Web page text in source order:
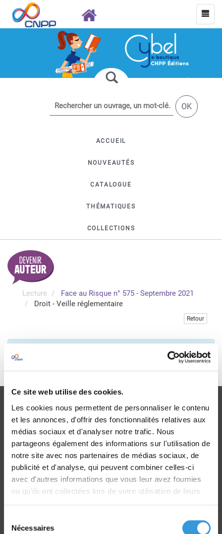
Ce site web utilise des cookies.
Les cookies nous permettent de personnaliser le contenu
et les annonces, d'offrir des fonctionnalités relatives aux
médias sociaux et d'analyser notre trafic. Nous
partageons également des informations sur l'utilisation de
notre site avec nos partenaires de médias sociaux, de
publicité et d'analyse, qui peuvent combiner celles-ci
avec d'autres informations que vous leur avez fournies
ou qu'ils ont collectées lors de votre utilisation de leurs
Nécessaires
OK
ACCUEIL
NOUVEAUTÉS
CATALOGUE
THÉMATIQUES
COLLECTIONS
Lecture
Face au Risque n° 575 - Septembre 2021
Droit - Veille réglementaire
Retour
Veuillez vous connecter pour accéder à cette publication
Livraison
dans le monde entier